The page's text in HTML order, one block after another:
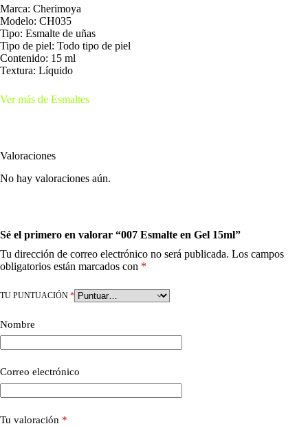
Marca: Cherimoya
Modelo: CH035
Tipo: Esmalte de uñas
Tipo de piel: Todo tipo de piel
Contenido: 15 ml
Textura: Líquido
Ver más de Esmaltes
Valoraciones
No hay valoraciones aún.
Sé el primero en valorar “007 Esmalte en Gel 15ml”
Tu dirección de correo electrónico no será publicada. Los campos
obligatorios están marcados con *
TU PUNTUACIÓN *
Nombre
Correo electrónico
Tu valoración *